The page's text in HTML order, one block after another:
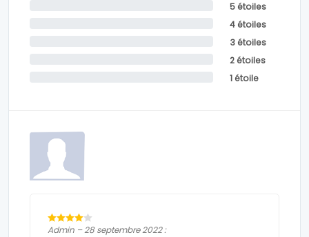
5 étoiles
4 étoiles
3 étoiles
2 étoiles
1 étoile
Admin – 28 septembre 2022 :